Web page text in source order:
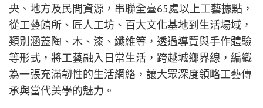
央、地方及民間資源，串聯全臺65處以上工藝據點，
從工藝館所、匠人工坊、百大文化基地到生活場域，
類別涵蓋陶、木、漆、纖維等，透過導覽與手作體驗
等形式，將工藝融入日常生活，跨越城鄉界線，編織
為一張充滿韌性的生活網絡，讓大眾深度領略工藝傳
承與當代美學的魅力。